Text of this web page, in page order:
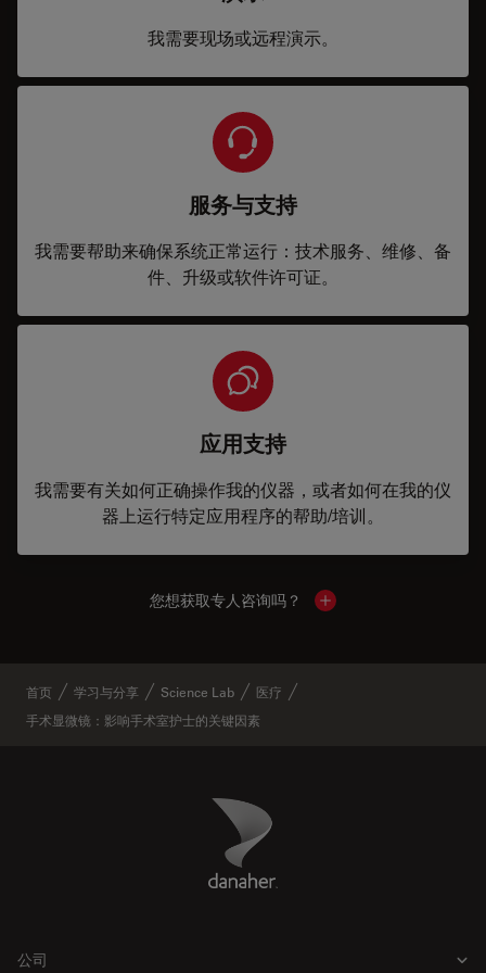
我需要现场或远程演示。
服务与支持
我需要帮助来确保系统正常运行：技术服务、维修、备
件、升级或软件许可证。
应用支持
我需要有关如何正确操作我的仪器，或者如何在我的仪
器上运行特定应用程序的帮助/培训。
您想获取专人咨询吗？ Show local contacts
首页 学习与分享 Science Lab
医疗
手术显微镜：影响手术室护士的关键因素
Danaher Logo
公司